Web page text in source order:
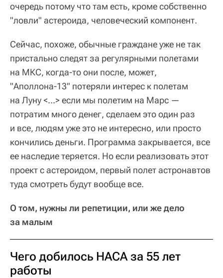
очередь потому что там есть, кроме собственно
"ловли" астероида, человеческий компонент.
Сейчас, похоже, обычные граждане уже не так
пристально следят за регулярными полетами
на МКС, когда-то они после, может,
"Аполлона-13" потеряли интерес к полетам
на Луну <…> если мы полетим на Марс —
потратим много денег, сделаем это один раз
и все, людям уже это не интересно, или просто
кончились деньги. Программа закрывается, все
ее наследие теряется. Но если реализовать этот
проект с астероидом, первый полет астронавтов
туда смотреть будут вообще все.
О том, нужны ли репетиции, или же дело
за малым
Чего добилось НАСА за 55 лет
работы